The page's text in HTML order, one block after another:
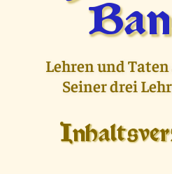
Lehren und
Seiner drei